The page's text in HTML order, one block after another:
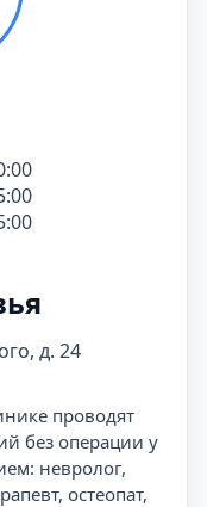
д. 24
проводят
без операции у
невролог,
остеопат,